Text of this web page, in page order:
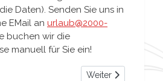
Daten). Senden Sie uns in
EMail an urlaub@2000-
buchen wir die
manuell für Sie ein!
Aus Walt Disney Studios wird Disney
Nächster Beitrag:
Weiter